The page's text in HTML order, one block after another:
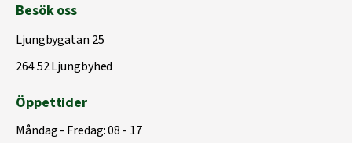
Besök oss
Ljungbygatan 25
264 52 Ljungbyhed
Öppettider
Måndag - Fredag: 08 - 17